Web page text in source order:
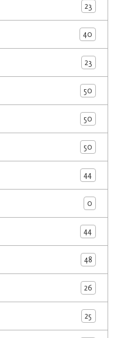
23
40
23
50
50
50
44
0
44
48
26
25